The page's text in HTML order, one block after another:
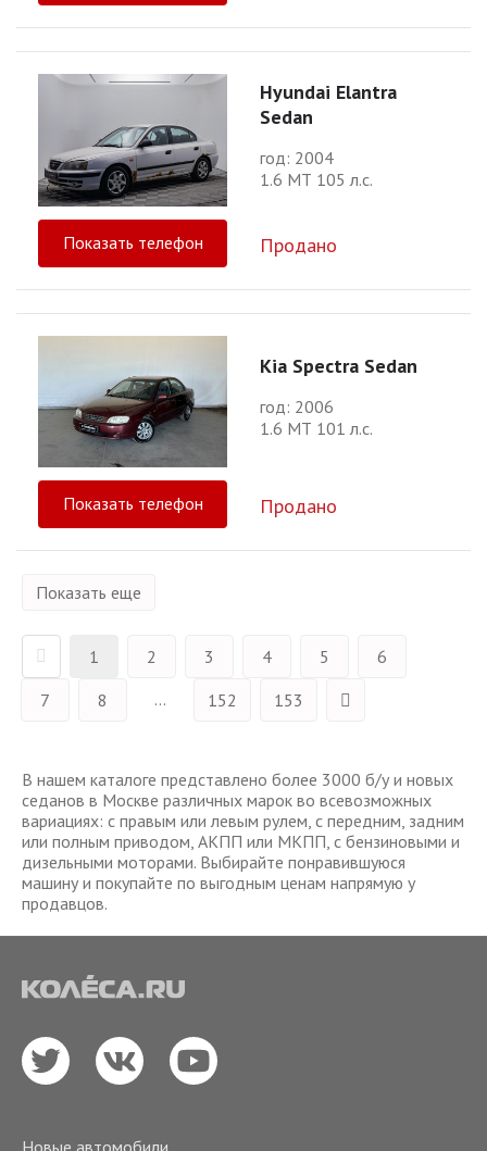
Hyundai Elantra
Sedan
год: 2004
1.6 МТ 105 л.с.
Показать телефон Продано
Kia Spectra Sedan
год: 2006
1.6 МТ 101 л.с.
Показать телефон Продано
Показать еще
1 2 3 4 5
6
7
8 ... 152 153
В нашем каталоге представлено более 3000 б/у и новых
седанов в Москве различных марок во всевозможных
вариациях: с правым или левым рулем, с передним, задним
или полным приводом, АКПП или МКПП, с бензиновыми и
дизельными моторами. Выбирайте понравившуюся
машину и покупайте по выгодным ценам напрямую у
продавцов.